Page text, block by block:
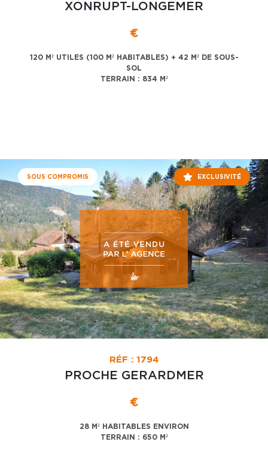
XONRUPT-LONGEMER
€
120 M² UTILES (100 M² HABITABLES) + 42 M² DE SOUS-
SOL
TERRAIN : 834 M²
EXCLUSIVITÉ
SOUS COMPROMIS
RÉF : 1794
PROCHE GERARDMER
€
28 M² HABITABLES ENVIRON
TERRAIN : 650 M²